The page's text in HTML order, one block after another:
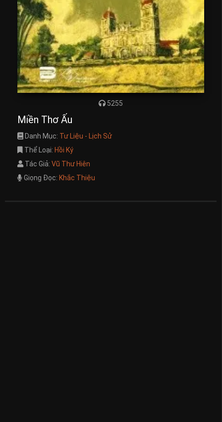
5255
Miền Thơ Ấu
Danh Mục: Tư Liệu - Lịch Sử
Thể Loại: Hồi Ký
Tác Giả: Vũ Thư Hiên
Giọng Đọc: Khắc Thiệu